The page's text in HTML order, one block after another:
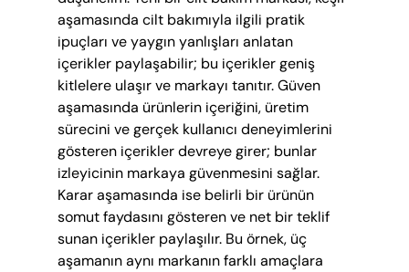
aşamasında cilt bakımıyla ilgili pratik
ipuçları ve yaygın yanlışları anlatan
içerikler paylaşabilir; bu içerikler geniş
kitlelere ulaşır ve markayı tanıtır. Güven
aşamasında ürünlerin içeriğini, üretim
sürecini ve gerçek kullanıcı deneyimlerini
gösteren içerikler devreye girer; bunlar
izleyicinin markaya güvenmesini sağlar.
Karar aşamasında ise belirli bir ürünün
somut faydasını gösteren ve net bir teklif
sunan içerikler paylaşılır. Bu örnek, üç
aşamanın aynı markanın farklı amaçlara